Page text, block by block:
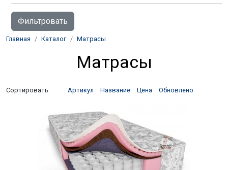
Главная Каталог Матрасы
Матрасы
Сортировать: Артикул Название Цена Обновлено